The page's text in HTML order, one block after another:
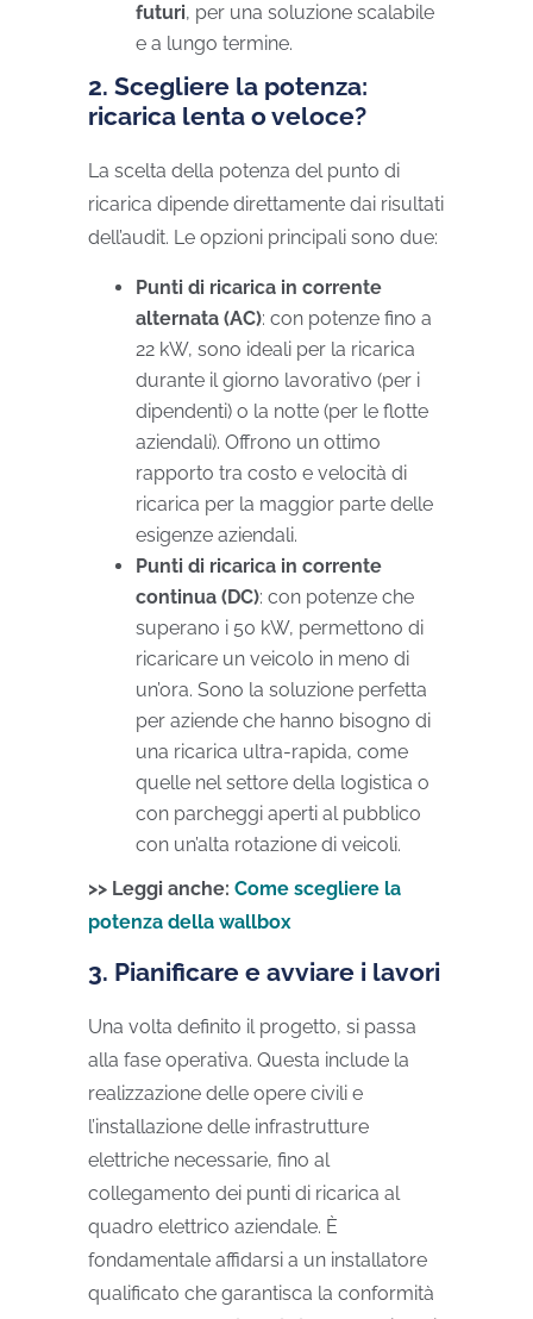
futuri, per una soluzione scalabile
e a lungo termine.
2. Scegliere la potenza:
ricarica lenta o veloce?
La scelta della potenza del punto di
ricarica dipende direttamente dai risultati
dell’audit. Le opzioni principali sono due:
Punti di ricarica in corrente
alternata (AC): con potenze fino a
22 kW, sono ideali per la ricarica
durante il giorno lavorativo (per i
dipendenti) o la notte (per le flotte
aziendali). Offrono un ottimo
rapporto tra costo e velocità di
ricarica per la maggior parte delle
esigenze aziendali.
Punti di ricarica in corrente
continua (DC): con potenze che
superano i 50 kW, permettono di
ricaricare un veicolo in meno di
un’ora. Sono la soluzione perfetta
per aziende che hanno bisogno di
una ricarica ultra-rapida, come
quelle nel settore della logistica o
con parcheggi aperti al pubblico
con un’alta rotazione di veicoli.
>> Leggi anche: Come scegliere la
potenza della wallbox
3. Pianificare e avviare i lavori
Una volta definito il progetto, si passa
alla fase operativa. Questa include la
realizzazione delle opere civili e
l’installazione delle infrastrutture
elettriche necessarie, fino al
collegamento dei punti di ricarica al
quadro elettrico aziendale. È
fondamentale affidarsi a un installatore
qualificato che garantisca la conformità